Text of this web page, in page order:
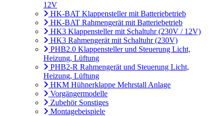
12V
HK-BAT Klappensteller mit Batteriebetrieb
HK-BAT Rahmengerät mit Batteriebetrieb
HK3 Klappensteller mit Schaltuhr (230V / 12V)
HK3 Rahmengerät mit Schaltuhr (230V)
PHB2.0 Klappensteller und Steuerung Licht,
Heizung, Lüftung
PHB2-R Rahmengerät und Steuerung Licht,
Heizung, Lüftung
HKM Hühnerklappe Mehrstall Anlage
Vorgängermodelle
Zubehör Sonstiges
Montagebeispiele